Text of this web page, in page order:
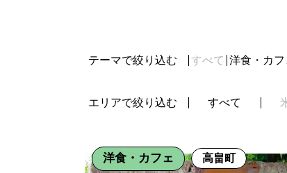
テーマで絞り込む すべて 洋食・カフ
エリアで絞り込む すべて
洋食・カフェ 高畠町